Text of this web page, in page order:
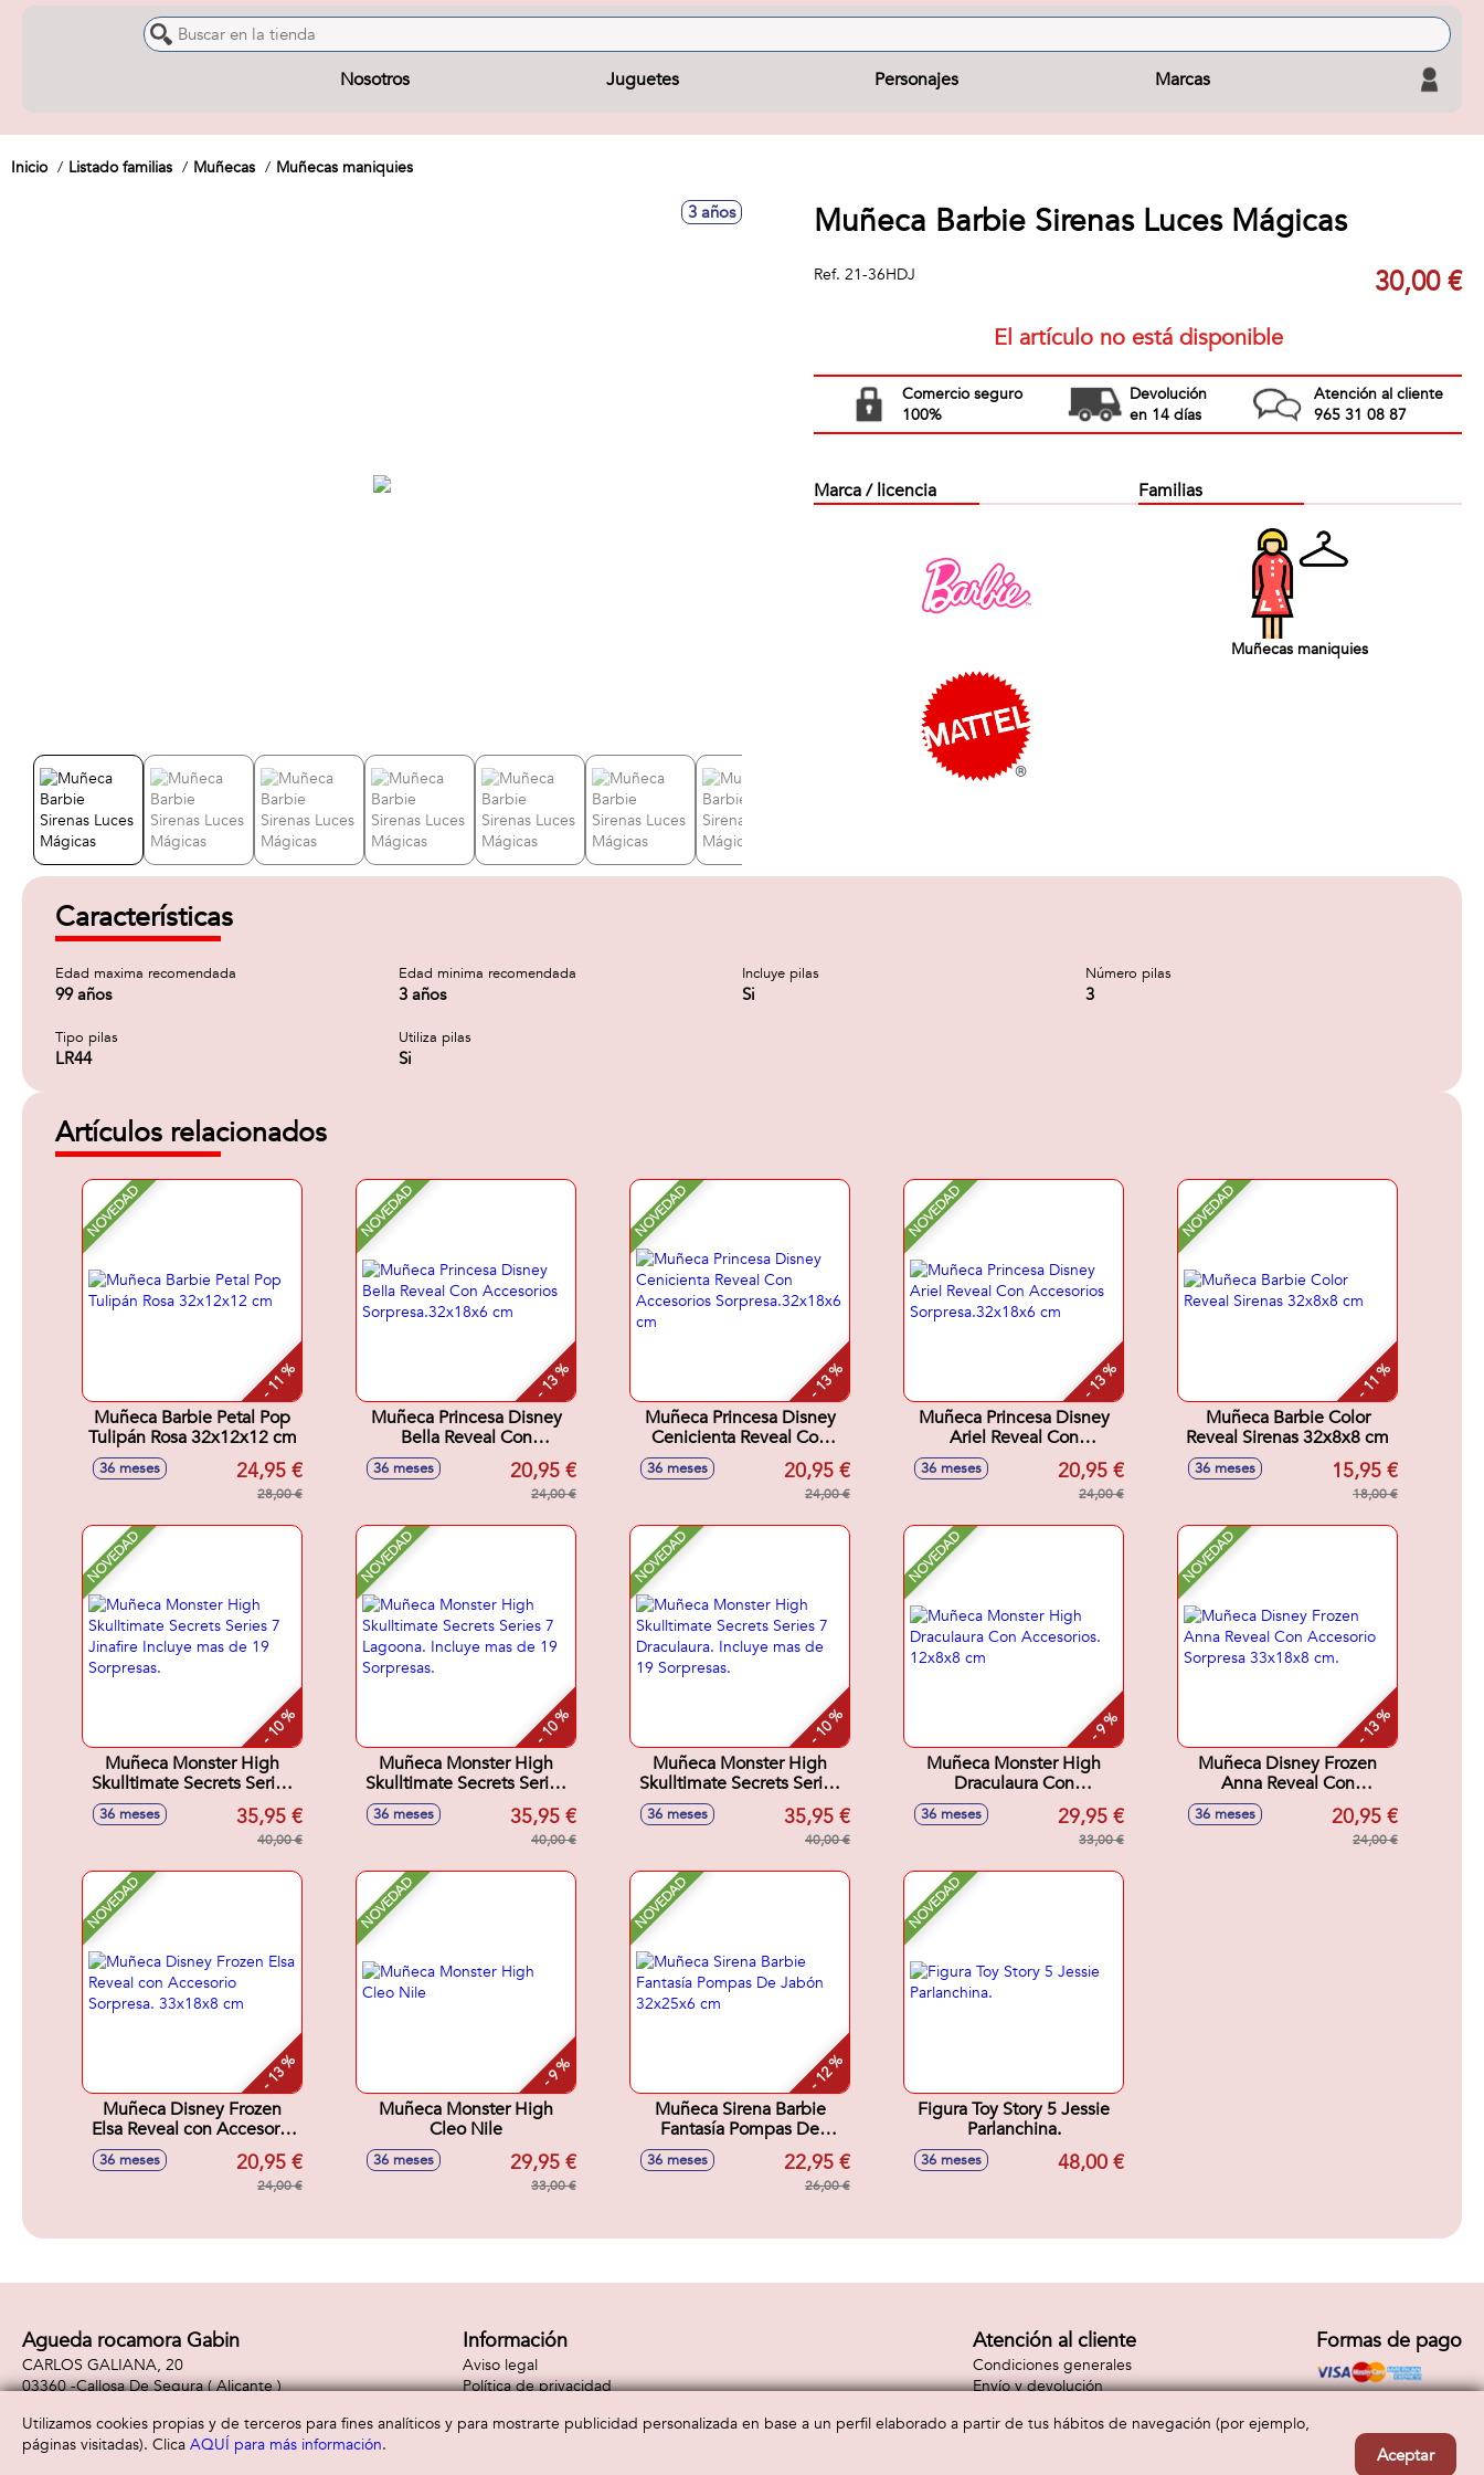
Nosotros Juguetes Personajes Marcas
Inicio Listado familias Muñecas Muñecas maniquies
3 años Muñeca Barbie Sirenas Luces Mágicas
Ref. 21-36HDJ 30,00 €
El artículo no está disponible
Comercio seguro
100%
Devolución
en 14 días
Atención al cliente
965 31 08 87
Marca / licencia Familias
Muñecas maniquies
Características
Edad maxima recomendada
99 años
Edad minima recomendada
3 años
Incluye pilas
Si
Número pilas
3
Tipo pilas
LR44
Utiliza pilas
Si
Artículos relacionados
NOVEDAD
- 11 %
Muñeca Barbie Petal Pop
Tulipán Rosa 32x12x12 cm
36 meses 24,95 €
28,00 €
NOVEDAD
- 13 %
Muñeca Princesa Disney
Bella Reveal Con
Accesorios
Sorpresa.32x18x6 cm
36 meses 20,95 €
24,00 €
NOVEDAD
- 13 %
Muñeca Princesa Disney
Cenicienta Reveal Con
Accesorios
Sorpresa.32x18x6 cm
36 meses 20,95 €
24,00 €
NOVEDAD
- 13 %
Muñeca Princesa Disney
Ariel Reveal Con
Accesorios
Sorpresa.32x18x6 cm
36 meses 20,95 €
24,00 €
NOVEDAD
- 11 %
Muñeca Barbie Color
Reveal Sirenas 32x8x8 cm
36 meses 15,95 €
18,00 €
NOVEDAD
- 10 %
Muñeca Monster High
Skulltimate Secrets Series
7 Jinafire Incluye mas de
19 Sorpresas.
36 meses 35,95 €
40,00 €
NOVEDAD
- 10 %
Muñeca Monster High
Skulltimate Secrets Series
7 Lagoona. Incluye mas de
19 Sorpresas.
36 meses 35,95 €
40,00 €
NOVEDAD
- 10 %
Muñeca Monster High
Skulltimate Secrets Series
7 Draculaura. Incluye mas
de 19 Sorpresas.
36 meses 35,95 €
40,00 €
NOVEDAD
- 9 %
Muñeca Monster High
Draculaura Con
Accesorios. 12x8x8 cm
36 meses 29,95 €
33,00 €
NOVEDAD
- 13 %
Muñeca Disney Frozen
Anna Reveal Con
Accesorio Sorpresa
33x18x8 cm.
36 meses 20,95 €
24,00 €
NOVEDAD
- 13 %
Muñeca Disney Frozen
Elsa Reveal con Accesorio
Sorpresa. 33x18x8 cm
36 meses 20,95 €
24,00 €
NOVEDAD
- 9 %
Muñeca Monster High
Cleo Nile
36 meses 29,95 €
33,00 €
NOVEDAD
- 12 %
Muñeca Sirena Barbie
Fantasía Pompas De
Jabón 32x25x6 cm
36 meses 22,95 €
26,00 €
NOVEDAD
Figura Toy Story 5 Jessie
Parlanchina.
36 meses 48,00 €
Agueda rocamora Gabin
CARLOS GALIANA, 20
03360 -Callosa De Segura( Alicante )
Información
Aviso legal
Política de privacidad
Atención al cliente
Condiciones generales
Envío y devolución
Formas de pago
Utilizamos cookies propias y de terceros para fines analíticos y para mostrarte publicidad personalizada en base a un perfil elaborado a partir de tus hábitos de navegación (por ejemplo,
páginas visitadas). Clica AQUÍ para más información. Aceptar